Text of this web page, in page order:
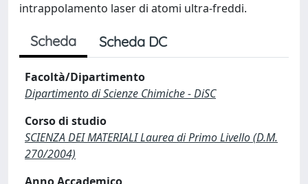
intrappolamento laser di atomi ultra-freddi.
Scheda Scheda DC
Facoltà/Dipartimento
Dipartimento di Scienze Chimiche - DiSC
Corso di studio
SCIENZA DEI MATERIALI Laurea di Primo Livello (D.M.
270/2004)